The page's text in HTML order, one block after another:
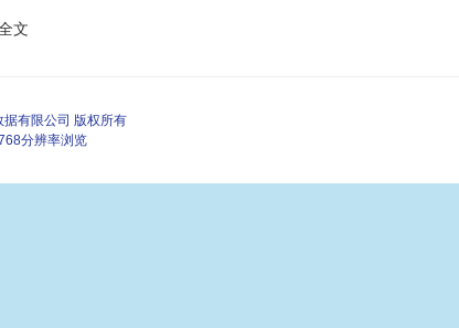
文
据有限公司 版权所有
分辨率浏览